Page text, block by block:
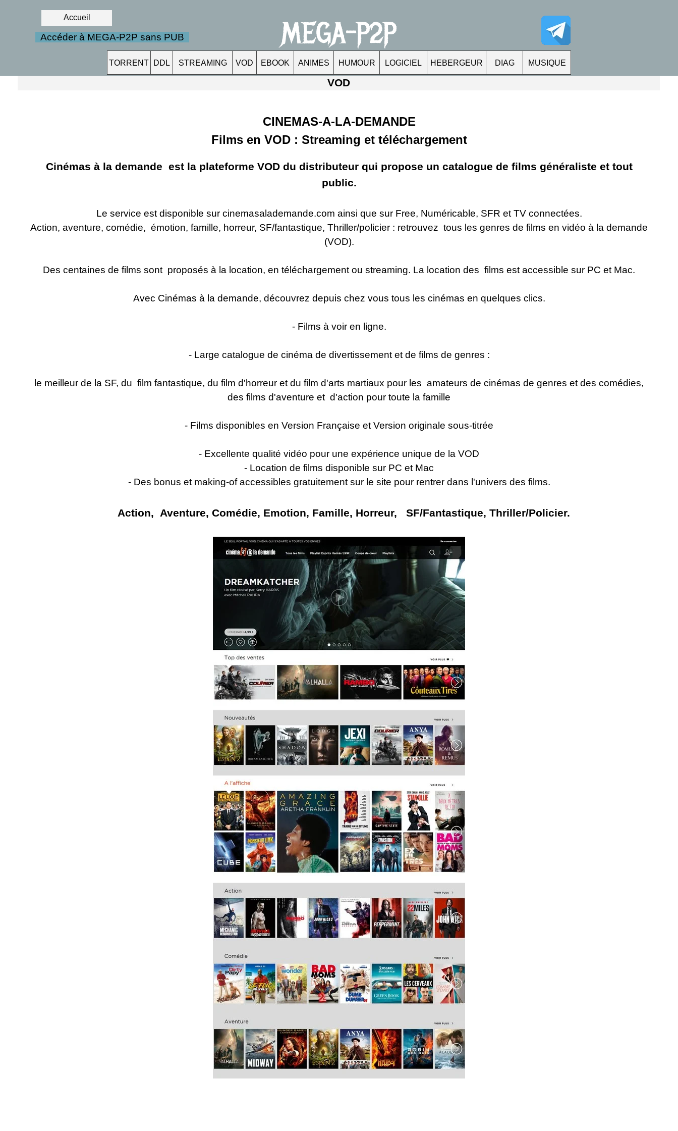
MEGA-P2P
Accueil
TORRENT DDL STREAMING VOD EBOOK ANIMES HUMOUR LOGICIEL HEBERGEUR DIAG MUSIQUE
Accéder à MEGA-P2P sans PUB
VOD
CINEMAS-A-LA-DEMANDE
Films en VOD : Streaming et téléchargement
Cinémas à la demande est la plateforme VOD du distributeur qui propose un catalogue de films généraliste et tout
public.
Le service est disponible sur cinemasalademande.com ainsi que sur Free, Numéricable, SFR et TV connectées.
Action, aventure, comédie, émotion, famille, horreur, SF/fantastique, Thriller/policier : retrouvez tous les genres de films en vidéo à la demande
(VOD).
Des centaines de films sont proposés à la location, en téléchargement ou streaming. La location des films est accessible sur PC et Mac.
Avec Cinémas à la demande, découvrez depuis chez vous tous les cinémas en quelques clics.
- Films à voir en ligne.
- Large catalogue de cinéma de divertissement et de films de genres :
le meilleur de la SF, du film fantastique, du film d'horreur et du film d'arts martiaux pour les amateurs de cinémas de genres et des comédies,
des films d'aventure et d'action pour toute la famille
- Films disponibles en Version Française et Version originale sous-titrée
- Excellente qualité vidéo pour une expérience unique de la VOD
- Location de films disponible sur PC et Mac
- Des bonus et making-of accessibles gratuitement sur le site pour rentrer dans l'univers des films.
Action, Aventure, Comédie, Emotion, Famille, Horreur, SF/Fantastique, Thriller/Policier.